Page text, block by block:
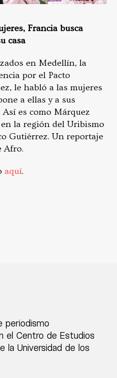
Francia busca
casa
en Medellín, la
por el Pacto
le habló a las mujeres
a ellas y a sus
es como Márquez
la región del Uribismo
Gutiérrez. Un reportaje
Afro.
aquí.
periodismo
el Centro de Estudios
la Universidad de los